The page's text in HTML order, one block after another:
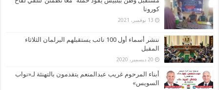
كورونا
13 نوفمبر، 2021
ننشر أسماء أول 100 نائب يستقبلهم البرلمان الثلاثاء
المقبل
20 ديسمبر، 2020
أبناء المرحوم غريب عبدالمنعم يتقدمون بالتهنئة لـ«نواب
السويس»